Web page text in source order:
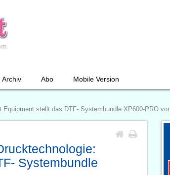
Archiv Abo Mobile Version
stellt das DTF- Systembundle XP600-PRO vor
Systembundle